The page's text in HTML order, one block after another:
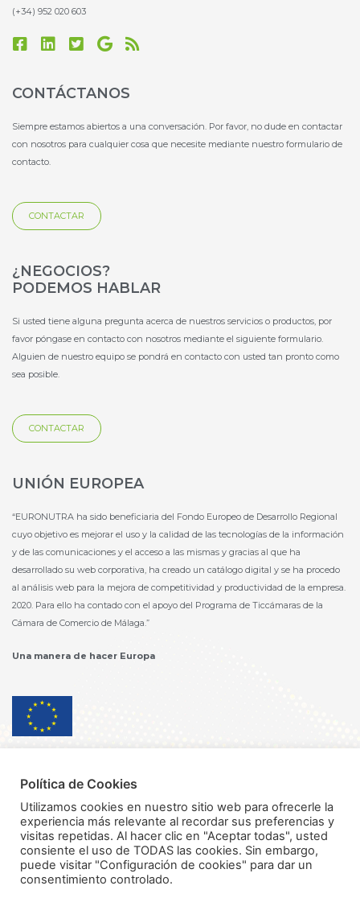
(+34) 952 020 603
F
e
o
o
k
q
a
e
L
k
d
i
n
T
t
e
r
u
a
r
G
g
e
R
CONTÁCTANOS
Siempre estamos abiertos a una conversación. Por favor, no dude en contactar
con nosotros para cualquier cosa que necesite mediante nuestro formulario de
contacto.
CONTACTAR
¿NEGOCIOS?
PODEMOS HABLAR
Si usted tiene alguna pregunta acerca de nuestros servicios o productos, por
favor póngase en contacto con nosotros mediante el siguiente formulario.
Alguien de nuestro equipo se pondrá en contacto con usted tan pronto como
sea posible.
CONTACTAR
UNIÓN EUROPEA
“EURONUTRA ha sido beneficiaria del Fondo Europeo de Desarrollo Regional
cuyo objetivo es mejorar el uso y la calidad de las tecnologías de la información
y de las comunicaciones y el acceso a las mismas y gracias al que ha
desarrollado su web corporativa, ha creado un catálogo digital y se ha procedo
al análisis web para la mejora de competitividad y productividad de la empresa.
2020. Para ello ha contado con el apoyo del Programa de Ticcámaras de la
Cámara de Comercio de Málaga.”
Una manera de hacer Europa
Política de seguridad información
Política de Calidad y Medioambiente
Política de inocuidad de los alimentos
Política de Cookies
Utilizamos cookies en nuestro sitio web para ofrecerle la
experiencia más relevante al recordar sus preferencias y
visitas repetidas. Al hacer clic en "Aceptar todas", usted
consiente el uso de TODAS las cookies. Sin embargo,
puede visitar "Configuración de cookies" para dar un
consentimiento controlado.